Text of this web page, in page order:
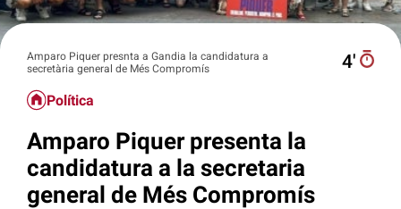
Amparo Piquer presnta a Gandia la candidatura a
secretària general de Més Compromís
4′
Política
Amparo Piquer presenta la
candidatura a la secretaria
general de Més Compromís